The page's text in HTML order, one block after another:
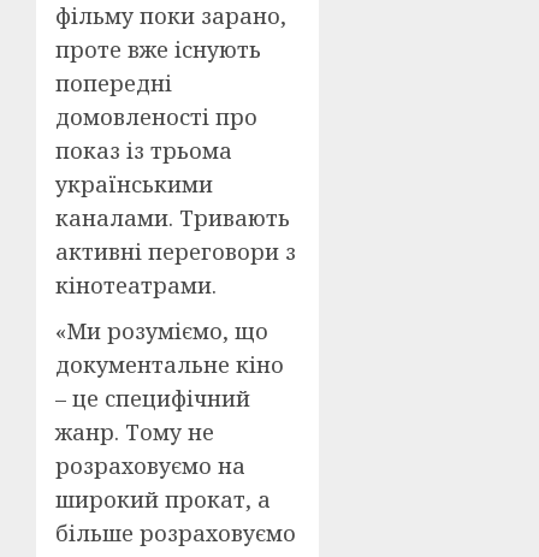
фільму поки зарано,
проте вже існують
попередні
домовленості про
показ із трьома
українськими
каналами. Тривають
активні переговори з
кінотеатрами.
«Ми розуміємо, що
документальне кіно
– це специфічний
жанр. Тому не
розраховуємо на
широкий прокат, а
більше розраховуємо